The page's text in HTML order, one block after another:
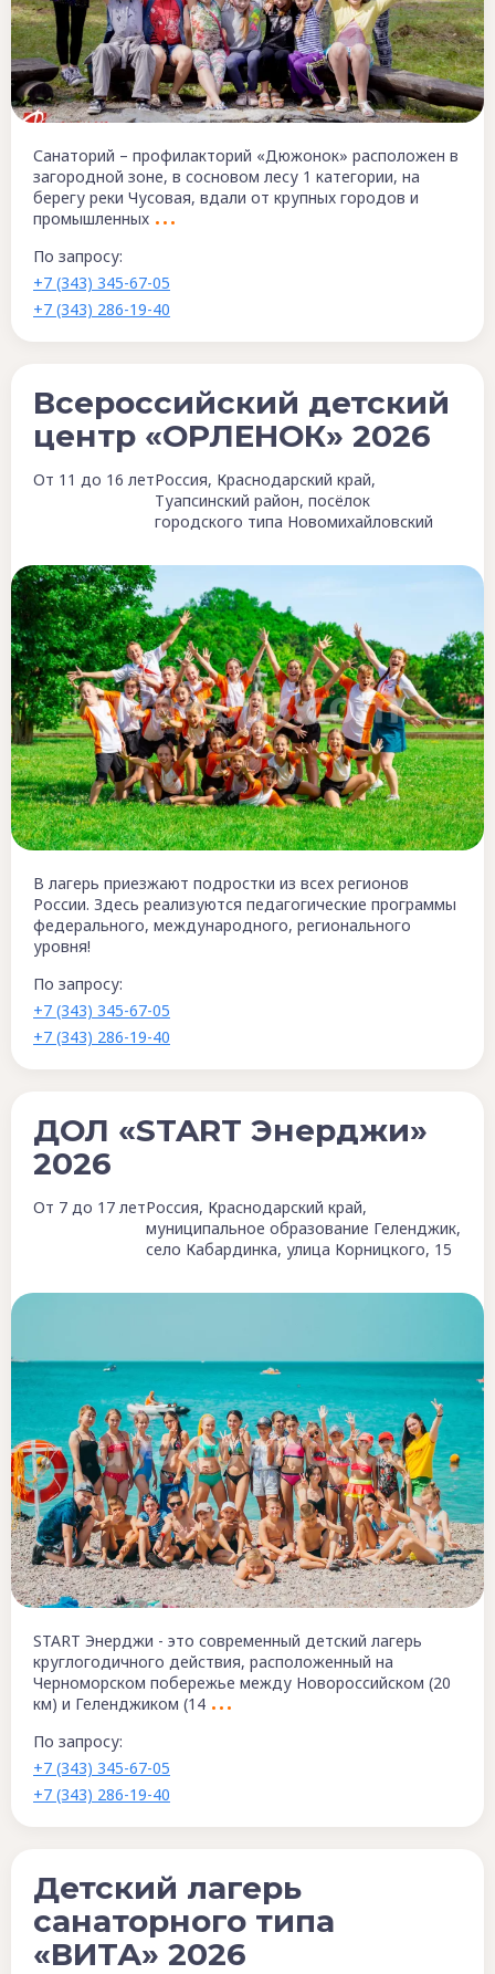
Санаторий – профилакторий «Дюжонок» расположен в
загородной зоне, в сосновом лесу 1 категории, на
берегу реки Чусовая, вдали от крупных городов и
промышленных
По запросу:
+7 (343) 345-67-05
+7 (343) 286-19-40
Всероссийский детский
центр «ОРЛЕНОК» 2026
От 11 до 16 летРоссия, Краснодарский край,
Туапсинский район, посёлок
городского типа Новомихайловский
В лагерь приезжают подростки из всех регионов
России. Здесь реализуются педагогические программы
федерального, международного, регионального
уровня!
По запросу:
+7 (343) 345-67-05
+7 (343) 286-19-40
ДОЛ «START Энерджи»
2026
От 7 до 17 летРоссия, Краснодарский край,
муниципальное образование Геленджик,
село Кабардинка, улица Корницкого, 15
START Энерджи - это современный детский лагерь
круглогодичного действия, расположенный на
Черноморском побережье между Новороссийском (20
км) и Геленджиком (14
По запросу:
+7 (343) 345-67-05
+7 (343) 286-19-40
Детский лагерь
санаторного типа
«ВИТА» 2026